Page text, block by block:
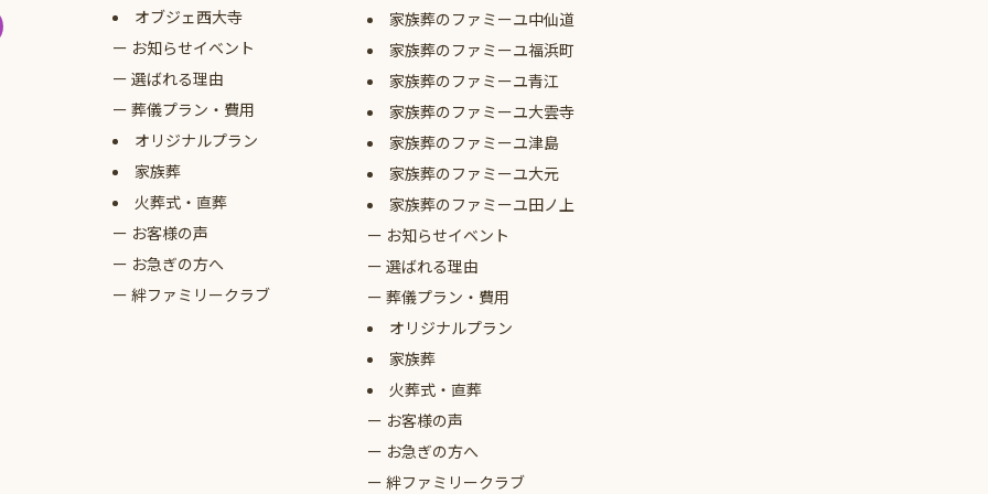
オブジェ西大寺
お知らせイベント
選ばれる理由
葬儀プラン・費用
オリジナルプラン
家族葬
火葬式・直葬
お客様の声
お急ぎの方へ
絆ファミリークラブ
家族葬のファミーユ中仙道
家族葬のファミーユ福浜町
家族葬のファミーユ青江
家族葬のファミーユ大雲寺
家族葬のファミーユ津島
家族葬のファミーユ大元
家族葬のファミーユ田ノ上
お知らせイベント
選ばれる理由
葬儀プラン・費用
オリジナルプラン
家族葬
火葬式・直葬
お客様の声
お急ぎの方へ
絆ファミリークラブ